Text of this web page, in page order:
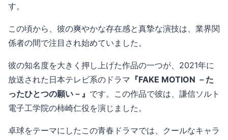
す。
この頃から、彼の爽やかな存在感と真摯な演技は、業界関
係者の間で注目され始めていました。
彼の知名度を大きく押し上げた作品の一つが、2021年に
放送された日本テレビ系のドラマ 『FAKE MOTION －た
ったひとつの願い－』 です。この作品で彼は、謙信ソルト
電子工学院の柿崎仁役を演じました。
卓球をテーマにしたこの青春ドラマでは、クールなキャラ